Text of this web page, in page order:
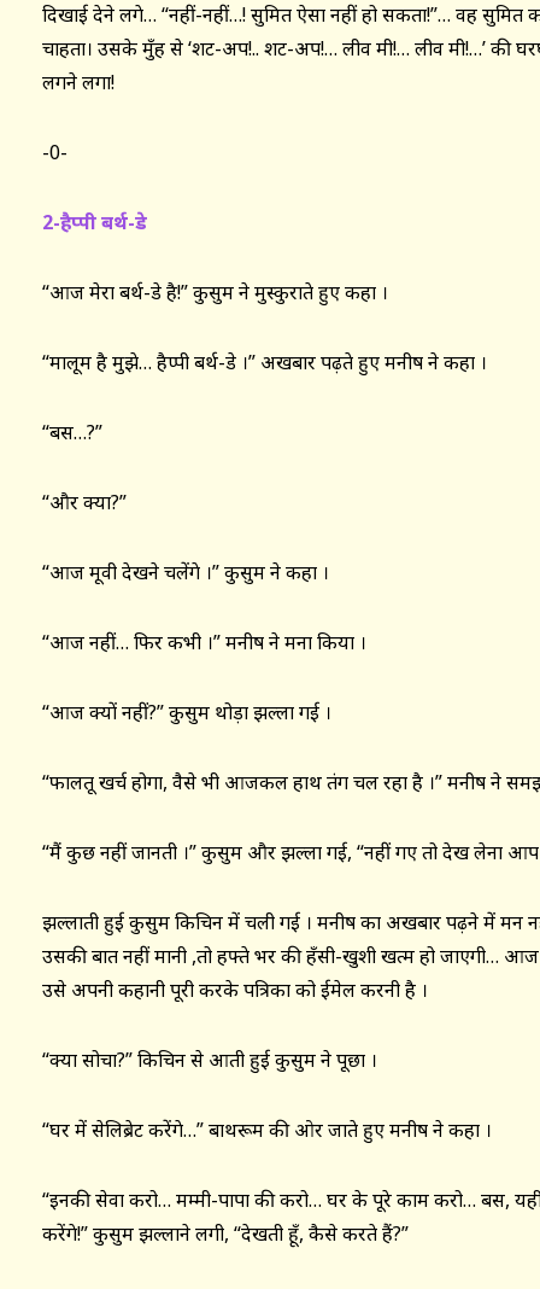
दिखाई देने लगे… “नहीं-नहीं…! सुमित ऐसा नहीं हो सकता!”… वह सुमित
चाहता। उसके मुँह से ‘शट-अप!.. शट-अप!… लीव मी!… लीव मी!…’ की
लगने लगा!
-0-
2-हैप्पी बर्थ-डे
“आज मेरा बर्थ-डे है!” कुसुम ने मुस्कुराते हुए कहा ।
“मालूम है मुझे… हैप्पी बर्थ-डे ।” अखबार पढ़ते हुए मनीष ने कहा ।
“बस…?”
“और क्या?”
“आज मूवी देखने चलेंगे ।” कुसुम ने कहा ।
“आज नहीं… फिर कभी ।” मनीष ने मना किया ।
“आज क्यों नहीं?” कुसुम थोड़ा झल्ला गई ।
“फालतू खर्च होगा, वैसे भी आजकल हाथ तंग चल रहा है ।” मनीष ने
“मैं कुछ नहीं जानती ।” कुसुम और झल्ला गई, “नहीं गए तो देख लेना
झल्लाती हुई कुसुम किचिन में चली गई । मनीष का अखबार पढ़ने में मन
उसकी बात नहीं मानी ,तो हफ्ते भर की हँसी-खुशी खत्म हो जाएगी…
उसे अपनी कहानी पूरी करके पत्रिका को ईमेल करनी है ।
“क्या सोचा?” किचिन से आती हुई कुसुम ने पूछा ।
“घर में सेलिब्रेट करेंगे…” बाथरूम की ओर जाते हुए मनीष ने कहा ।
“इनकी सेवा करो… मम्मी-पापा की करो… घर के पूरे काम करो… बस,
करेंगे!” कुसुम झल्लाने लगी, “देखती हूँ, कैसे करते हैं?”